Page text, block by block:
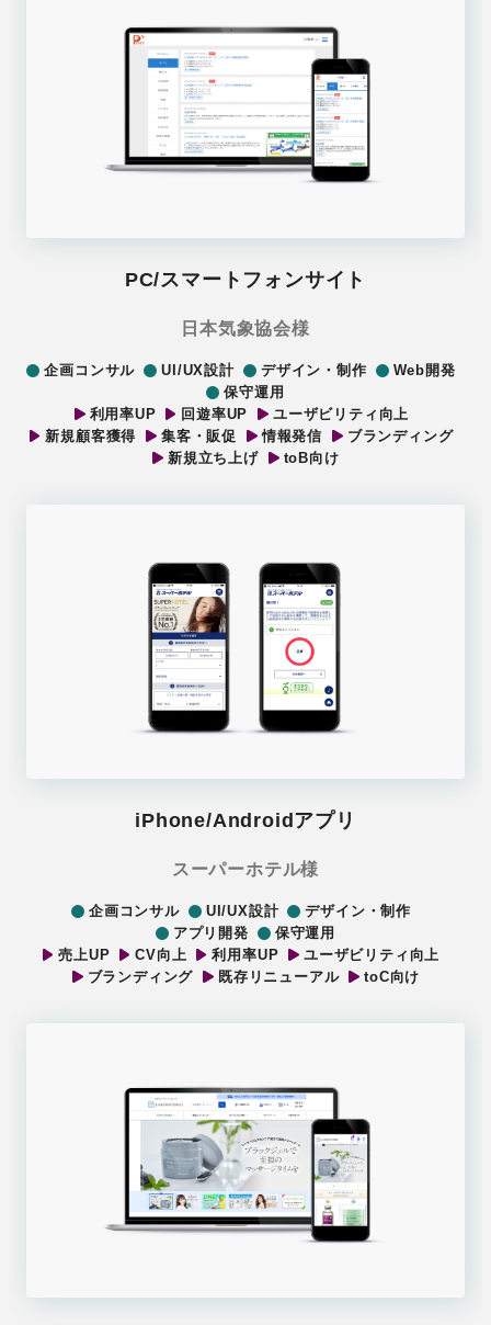
PC/スマートフォンサイト
日本気象協会様
企画コンサル UI/UX設計 デザイン・制作
Web開発
保守運用
利用率UP
回遊率UP
ユーザビリティ向上
新規顧客獲得
集客・販促 情報発信
ブランディング
新規立ち上げ
toB向け
iPhone/Androidアプリ
スーパーホテル様
企画コンサル UI/UX設計
デザイン・制作
アプリ開発
保守運用
売上UP
CV向上 利用率UP
ユーザビリティ向上
ブランディング
既存リニューアル toC向け